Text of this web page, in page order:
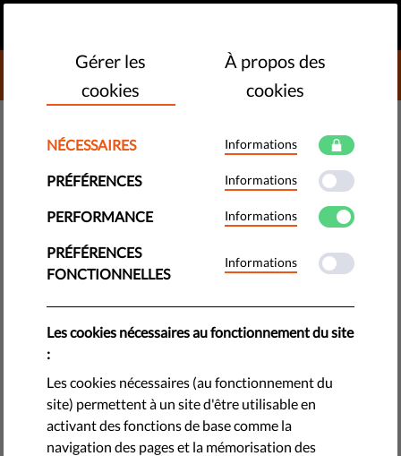
DONATE TO LIBERTIES
​Quels sont les 7 principes du
RGPD ?
Connaissez-vous les 7 principes du RGPD ? Voici ce que nous
devons tous savoir sur ces principes et en quoi ils sont
importants.
by Chiara Arena
mai 24, 2022
Gérer les
cookies
À propos des
cookies
NÉCESSAIRES Informations
PRÉFÉRENCES Informations
PERFORMANCE Informations
PRÉFÉRENCES
FONCTIONNELLES
Informations
Les cookies nécessaires au fonctionnement du site
:
Les cookies nécessaires (au fonctionnement du
site) permettent à un site d'être utilisable en
activant des fonctions de base comme la
navigation des pages et la mémorisation des